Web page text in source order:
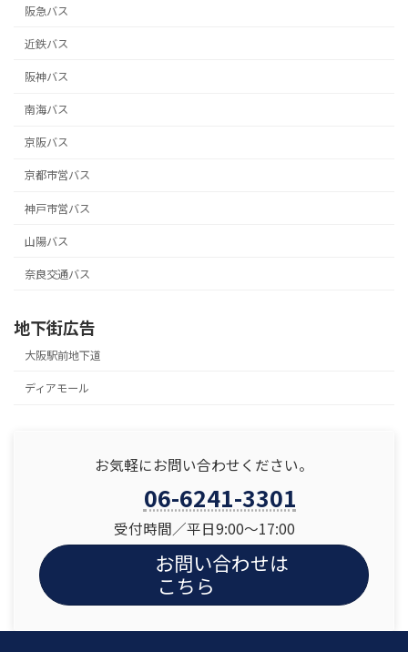
阪急バス
近鉄バス
阪神バス
南海バス
京阪バス
京都市営バス
神戸市営バス
山陽バス
奈良交通バス
地下街広告
大阪駅前地下道
ディアモール
お気軽にお問い合わせください。
06-6241-3301
受付時間／平日9:00〜17:00
お問い合わせは
こちら